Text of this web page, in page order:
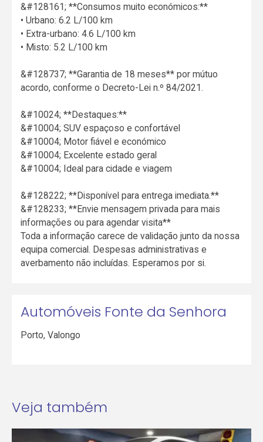
&#128161; **Consumos muito económicos:**
• Urbano: 6.2 L/100 km
• Extra-urbano: 4.6 L/100 km
• Misto: 5.2 L/100 km
&#128737; **Garantia de 18 meses** por mútuo
acordo, conforme o Decreto-Lei n.º 84/2021.
&#10024; **Destaques:**
&#10004; SUV espaçoso e confortável
&#10004; Motor fiável e económico
&#10004; Excelente estado geral
&#10004; Ideal para cidade e viagem
&#128222; **Disponível para entrega imediata.**
&#128233; **Envie mensagem privada para mais
informações ou para agendar visita**
Toda a informação carece de validação junto da nossa
equipa comercial. Despesas administrativas e
averbamento não incluídas. Esperamos por si.
Automóveis Fonte da Senhora
Porto,Valongo
Veja também